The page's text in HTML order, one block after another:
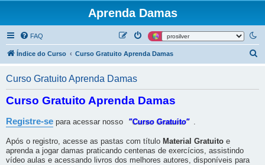
Aprenda Damas
FAQ
Índice do Curso Curso Gratuito Aprenda Damas
Curso Gratuito Aprenda Damas
Curso Gratuito Aprenda Damas
Registre-se para acessar nosso "Curso Gratuito" .
Após o registro, acesse as pastas com título Material Gratuito e
aprenda a jogar damas praticando centenas de exercícios, assistindo
vídeo aulas e acessando livros dos melhores autores, disponíveis para